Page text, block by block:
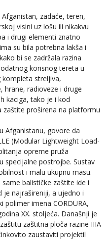
zadaće, teren,
visini uz lošu ili nikakvu
i drugi elementi znatno
su bila potrebna lakša i
bi se zadržala razina
korisnog tereta u
streljiva,
hrane, radioveze i druge
kaciga, tako je i kod
zaštite proširena na platformu
Afganistanu, govore da
(Modular Lightweight Load-
opreme pruža
specijalne postrojbe. Sustav
i malu ukupnu masu.
balističke zaštite ide i
je najrašireniji, a ujedno i
imena CORDURA,
XX. stoljeća. Današnji je
zaštitna ploča razine IIIA
zaustaviti projektil